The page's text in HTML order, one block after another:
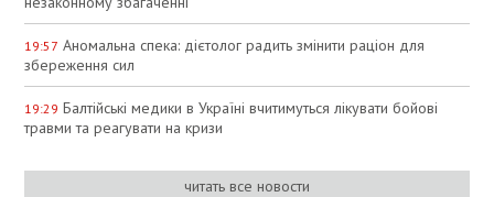
19:57 Аномальна спека: дієтолог радить змінити раціон для
збереження сил
19:29 Балтійські медики в Україні вчитимуться лікувати бойові
травми та реагувати на кризи
читать все новости